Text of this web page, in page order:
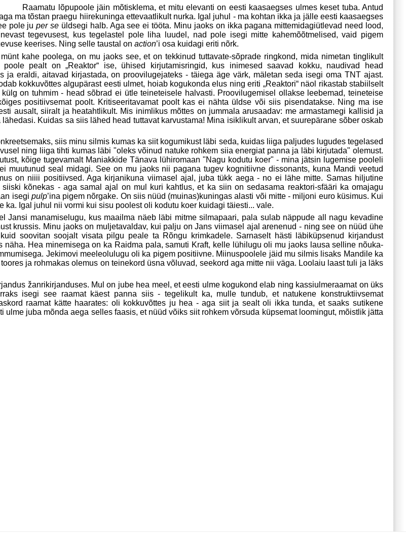
Raamatu lõpupoole jäin mõtisklema, et mitu elevanti on eesti kaasaegses ulmes keset tuba. Antud
ma tõstan praegu hiirekuninga ettevaatlikult nurka. Igal juhul - ma kohtan ikka ja jälle eesti kaasaegses
pole juper se üldsegi halb. Aga see ei tööta. Minu jaoks on ikka pagana mittemidagiütlevad need lood,
tegevusest, kus tegelastel pole liha luudel, nad pole isegi mitte kahemõõtmelised, vaid pigem
keerises. Ning selle taustal onaction’i osa kuidagi eriti nõrk.
kahe poolega, on mu jaoks see, et on tekkinud tuttavate-sõprade ringkond, mida nimetan tinglikult
poole pealt on „Reaktor“ ise, ühised kirjutamisringid, kus inimesed saavad kokku, naudivad head
ja eraldi, aitavad kirjastada, on proovilugejateks - täiega äge värk, mäletan seda isegi oma TNT ajast.
kokkuvõttes algupärast eesti ulmet, hoiab kogukonda elus ning eriti „Reaktori“ näol rikastab stabiilselt
külg on tuhmim - head sõbrad ei ütle teineteisele halvasti. Proovilugemisel ollakse leebemad, teineteise
positiivsemat poolt. Kritiseeritavamat poolt kas ei nähta üldse või siis pisendatakse. Ning ma ise
ausalt, siiralt ja heatahtlikult. Mis inimlikus mõttes on jummala arusaadav: me armastamegi kallisid ja
Kuidas sa siis lähed head tuttavat karvustama! Mina isiklikult arvan, et suurepärane sõber oskab
siis minu silmis kumas ka siit kogumikust läbi seda, kuidas liiga paljudes lugudes tegelased
ning liiga tihti kumas läbi "oleks võinud natuke rohkem siia energiat panna ja läbi kirjutada" olemust.
kõige tugevamalt Maniakkide Tänava lühiromaan "Nagu kodutu koer" - mina jätsin lugemise pooleli
muutunud seal midagi. See on mu jaoks nii pagana tugev kognitiivne dissonants, kuna Mandi veetud
on niiii positiivsed. Aga kirjanikuna viimasel ajal, juba tükk aega - no ei lähe mitte. Samas hiljutine
kõnekas - aga samal ajal on mul kuri kahtlus, et ka siin on sedasama reaktori-sfääri ka omajagu
isegi pulp’ina pigem nõrgake. On siis nüüd (muinas)kuningas alasti või mitte - miljoni euro küsimus. Kui
ka. Igal juhul nii vormi kui sisu poolest oli kodutu koer kuidagi täiesti... vale.
Jansi manamiselugu, kus maailma näeb läbi mitme silmapaari, pala sulab näppude all nagu kevadine
krussis. Minu jaoks on muljetavaldav, kui palju on Jans viimasel ajal arenenud - ning see on nüüd ühe
soovitan soojalt visata pilgu peale ta Rõngu krimkadele. Sarnaselt hästi läbiküpsenud kirjandust
näha. Hea minemisega on ka Raidma pala, samuti Kraft, kelle lühilugu oli mu jaoks lausa selline nõuka-
Jekimovi meeleolulugu oli ka pigem positiivne. Miinuspoolele jäid mu silmis lisaks Mandile ka
ja rohmakas olemus on teinekord üsna võluvad, seekord aga mitte nii väga. Loolaiu laast tuli ja läks
žanrikirjanduses. Mul on jube hea meel, et eesti ulme kogukond elab ning kassiulmeraamat on üks
isegi see raamat käest panna siis - tegelikult ka, mulle tundub, et natukene konstruktiivsemat
raamat kätte haarates: oli kokkuvõttes ju hea - aga siit ja sealt oli ikka tunda, et saaks sutikene
ulme juba mõnda aega selles faasis, et nüüd võiks siit rohkem võrsuda küpsemat loomingut, mõistlik jätta